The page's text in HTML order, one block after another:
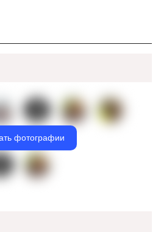
фотографии